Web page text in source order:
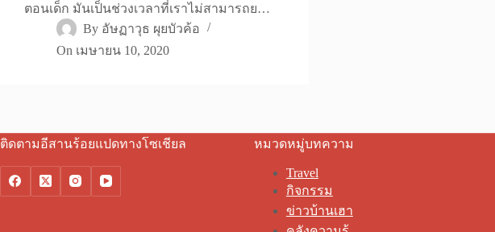
ตอนเด็ก มันเป็นช่วงเวลาที่เราไม่สามารถย…
By อัษฏาวุธ ผุยบัวค้อ
On เมษายน 10, 2020
ติดตามอีสานร้อยแปดทางโซเชียล หมวดหมู่บทความ
Travel
กิจกรรม
ข่าวบ้านเฮา